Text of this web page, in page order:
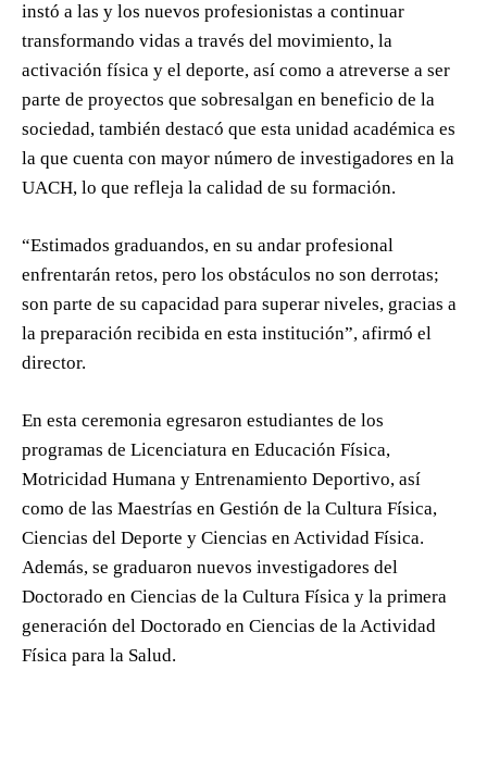
instó a las y los nuevos profesionistas a continuar
transformando vidas a través del movimiento, la
activación física y el deporte, así como a atreverse a ser
parte de proyectos que sobresalgan en beneficio de la
sociedad, también destacó que esta unidad académica es
la que cuenta con mayor número de investigadores en la
UACH, lo que refleja la calidad de su formación.
“Estimados graduandos, en su andar profesional
enfrentarán retos, pero los obstáculos no son derrotas;
son parte de su capacidad para superar niveles, gracias a
la preparación recibida en esta institución”, afirmó el
director.
En esta ceremonia egresaron estudiantes de los
programas de Licenciatura en Educación Física,
Motricidad Humana y Entrenamiento Deportivo, así
como de las Maestrías en Gestión de la Cultura Física,
Ciencias del Deporte y Ciencias en Actividad Física.
Además, se graduaron nuevos investigadores del
Doctorado en Ciencias de la Cultura Física y la primera
generación del Doctorado en Ciencias de la Actividad
Física para la Salud.